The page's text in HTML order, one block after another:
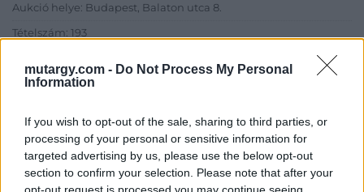
mutargy.com - Do Not Process My Personal
Information
If you wish to opt-out of the sale, sharing to third parties, or
processing of your personal or sensitive information for
targeted advertising by us, please use the below opt-out
section to confirm your selection. Please note that after your
opt-out request is processed you may continue seeing
Aukció helye: Budapest, Balaton utca 8.
Tételszám: 193
Eladó adatai
Aukciósház
Cím: Müller Márta
Nagyházi Galéria és Aukciósház